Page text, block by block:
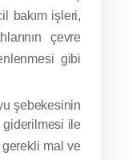
bakım işleri,
çevre
gibi
şebekesinin
giderilmesi ile
gerekli mal ve